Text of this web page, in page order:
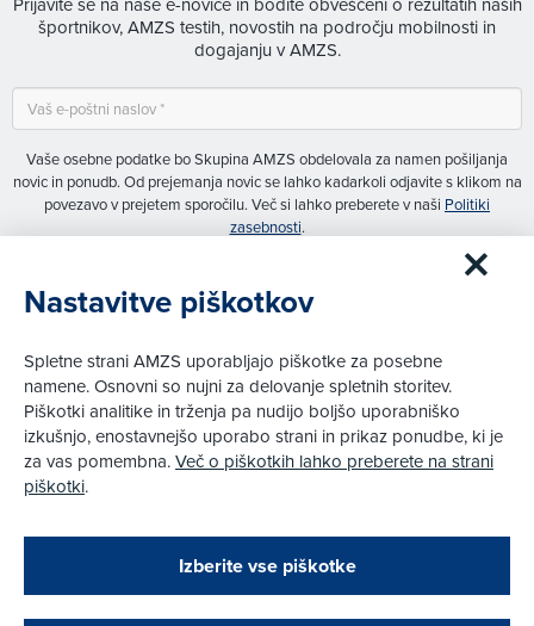
Zapri
Podarjamo vam 10 €!
Obstoječi in novi AMZS člani, ki boste v AMZS
športnikov, AMZS testih, novostih na področju mobilnosti in
dogajanju v AMZS.
Vaše osebne podatke bo Skupina AMZS obdelovala za namen pošiljanja
novic in ponudb. Od prejemanja novic se lahko kadarkoli odjavite s klikom na
povezavo v prejetem sporočilu. Več si lahko preberete v naši Politiki
zasebnosti.
SMS, telefonskega klica)
Želim prejemati meni posebej prilagojene ponudbe
PRIJAVA
Kontakt
Nastavitve piškotkov
Spletne strani AMZS uporabljajo piškotke za posebne
namene. Osnovni so nujni za delovanje spletnih storitev.
Piškotki analitike in trženja pa nudijo boljšo uporabniško
izkušnjo, enostavnejšo uporabo strani in prikaz ponudbe, ki je
za vas pomembna.Več o piškotkih lahko preberete na strani
piškotki.
Izberite vse piškotke